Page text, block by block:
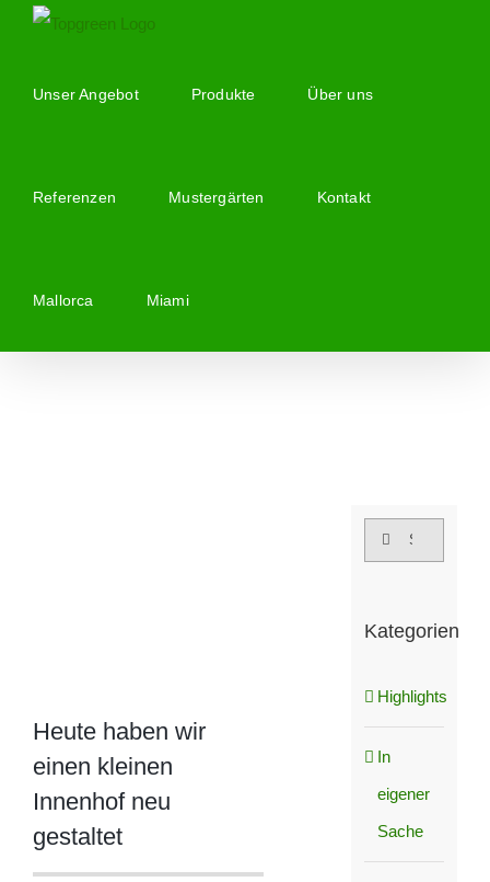
springenUnser Angebot Produkte Über uns
Referenzen Mustergärten Kontakt
Mallorca Miami
Heute haben wir
einen kleinen
Innenhof neu
gestaltet
Suche
Kategorien
Highlights
In
eigener
Sache